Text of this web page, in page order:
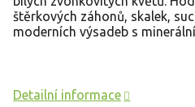
štěrkových záhonů, skalek,
moderních výsadeb s
Detailní informace